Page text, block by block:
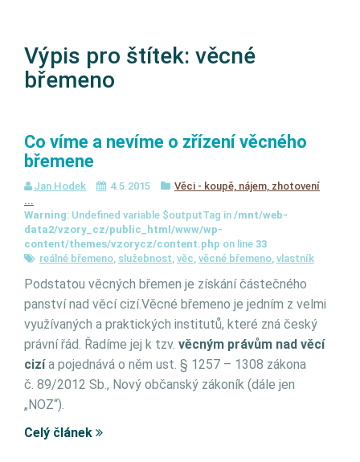
Výpis pro štítek: věcné
břemeno
Co víme a nevíme o zřízení věcného
břemene
Jan Hodek 4.5.2015
Věci - koupě, nájem, zhotovení
...
Warning: Undefined variable $outputTag in /mnt/web-
data2/vzory_cz/public_html/www/wp-
content/themes/vzorycz/content.php on line 33
reálné břemeno, služebnost, věc, věcné břemeno, vlastník
Podstatou věcných břemen je získání částečného
panství nad věcí cizí.Věcné břemeno je jedním z velmi
využívaných a praktických institutů, které zná český
právní řád. Řadíme jej k tzv. věcným právům nad věcí
cizía pojednává o něm ust. § 1257 – 1308 zákona
č. 89/2012 Sb., Nový občanský zákoník (dále jen
„NOZ“).
Celý článek